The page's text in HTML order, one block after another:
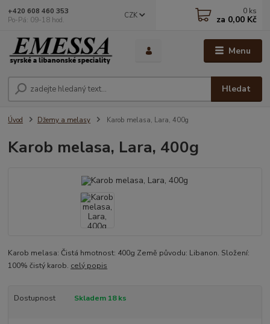
Menu
CZK
Hledat
+420 608 460 353
Po-Pá: 09-18 hod.
0 ks
za 0,00 Kč
Úvod Džemy a melasy Karob melasa, Lara, 400g
Karob melasa, Lara, 400g
Karob melasa: Čistá hmotnost: 400g Země původu: Libanon. Složení:
100% čistý karob. celý popis
Dostupnost Skladem 18 ks